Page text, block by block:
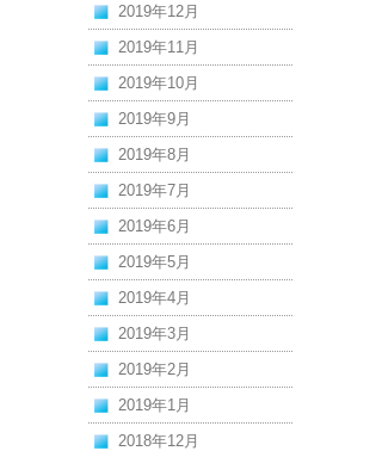
2019年12月
2019年11月
2019年10月
2019年9月
2019年8月
2019年7月
2019年6月
2019年5月
2019年4月
2019年3月
2019年2月
2019年1月
2018年12月